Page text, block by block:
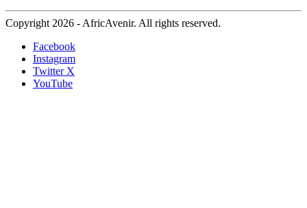
Copyright 2026 - AfricAvenir. All rights reserved.
Facebook
Instagram
Twitter X
YouTube